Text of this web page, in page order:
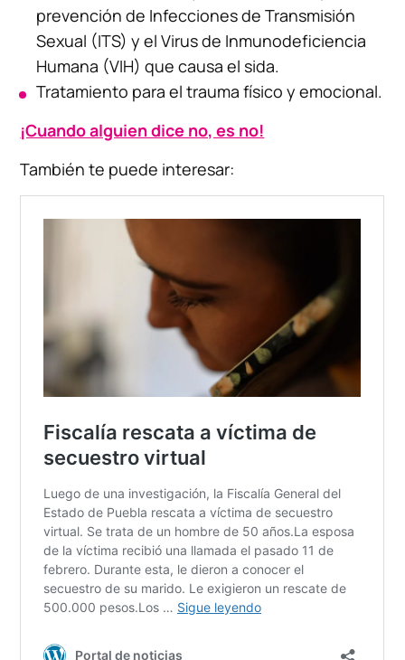
prevención de Infecciones de Transmisión
Sexual (ITS) y el Virus de Inmunodeficiencia
Humana (VIH) que causa el sida.
Tratamiento para el trauma físico y emocional.
¡Cuando alguien dice no, es no!
También te puede interesar: